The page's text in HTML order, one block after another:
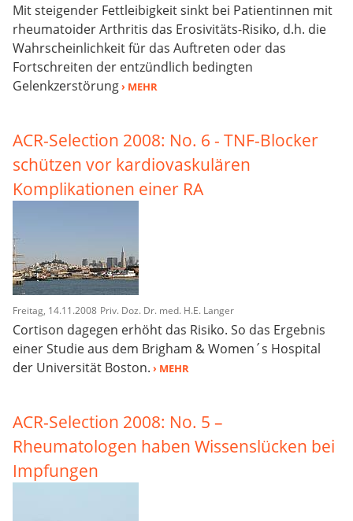
Mit steigender Fettleibigkeit sinkt bei Patientinnen mit
rheumatoider Arthritis das Erosivitäts-Risiko, d.h. die
Wahrscheinlichkeit für das Auftreten oder das
Fortschreiten der entzündlich bedingten
Gelenkzerstörung› MEHR
ACR-Selection 2008: No. 6 - TNF-Blocker
schützen vor kardiovaskulären
Komplikationen einer RA
Freitag, 14.11.2008 Priv. Doz. Dr. med. H.E. Langer
Cortison dagegen erhöht das Risiko. So das Ergebnis
einer Studie aus dem Brigham & Women´s Hospital
der Universität Boston. › MEHR
ACR-Selection 2008: No. 5 –
Rheumatologen haben Wissenslücken bei
Impfungen